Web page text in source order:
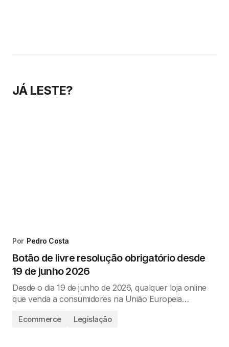
JÁ LESTE?
Por Pedro Costa
Botão de livre resolução obrigatório desde
19 de junho 2026
Desde o dia 19 de junho de 2026, qualquer loja online
que venda a consumidores na União Europeia…
Ecommerce Legislação